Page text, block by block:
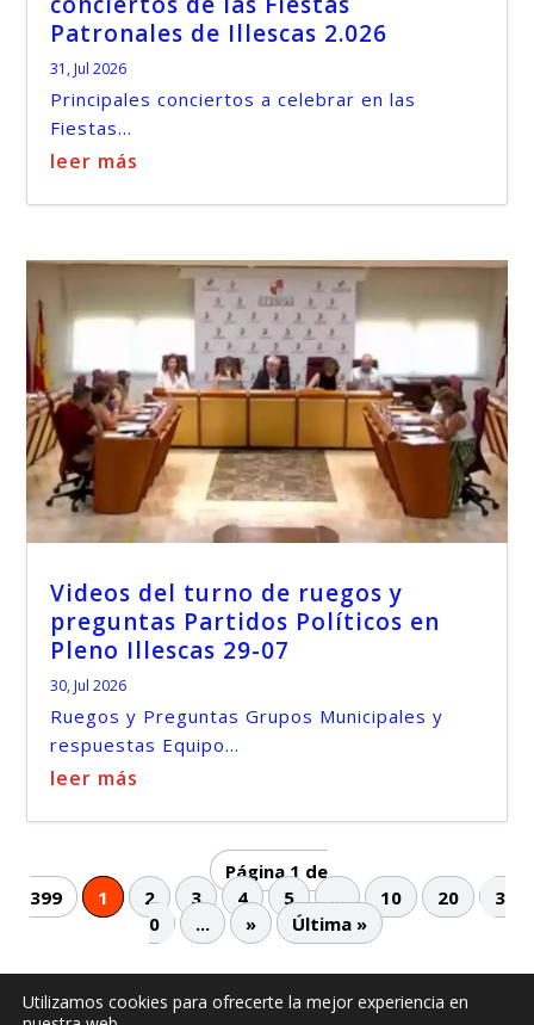
Patronales de Illescas 2.026
31, Jul 2026
Principales conciertos a celebrar en las
Fiestas...
leer más
Videos del turno de ruegos y
preguntas Partidos Políticos en
Pleno Illescas 29-07
30, Jul 2026
Ruegos y Preguntas Grupos Municipales y
respuestas Equipo...
leer más
Página 1 de
399
1 2 3 4 5 ... 10 20
3
0
... » Última »
Utilizamos cookies para ofrecerte la mejor experiencia en